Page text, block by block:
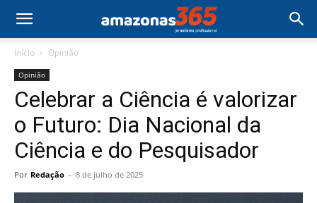
Início Opinião
Opinião
Celebrar a Ciência é valorizar
o Futuro: Dia Nacional da
Ciência e do Pesquisador
Por Redação - 8 de julho de 2025